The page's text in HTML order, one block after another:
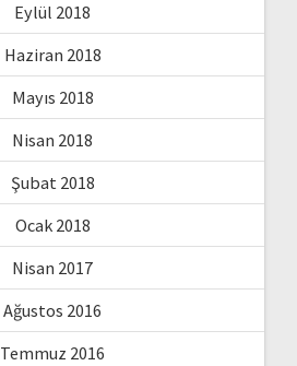
Eylül 2018
Haziran 2018
Mayıs 2018
Nisan 2018
Şubat 2018
Ocak 2018
Nisan 2017
Ağustos 2016
Temmuz 2016